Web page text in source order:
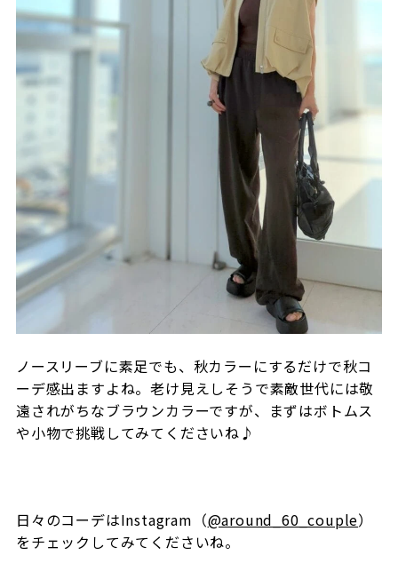
ノースリーブに素足でも、秋カラーにするだけで秋コ
ーデ感出ますよね。老け見えしそうで素敵世代には敬
遠されがちなブラウンカラーですが、まずはボトムス
や小物で挑戦してみてくださいね ♪
日々のコーデはInstagram （@around_60_couple）
をチェックしてみてくださいね。